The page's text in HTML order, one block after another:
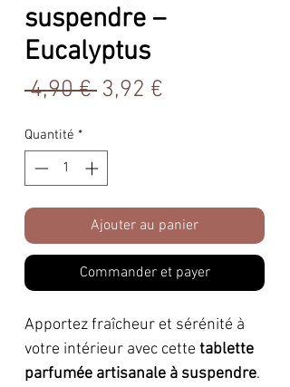
suspendre –
Eucalyptus
4,90 € Prix
3,92 €
Quantité *
Ajouter au panier
Commander et payer
Apportez fraîcheur et sérénité à
votre intérieur avec cette tablette
parfumée artisanale à suspendre.